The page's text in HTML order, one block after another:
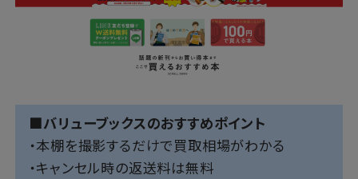
■バリューブックスのおすすめポイント
・本棚を撮影するだけで買取相場がわかる
・キャンセル時の返送料は無料